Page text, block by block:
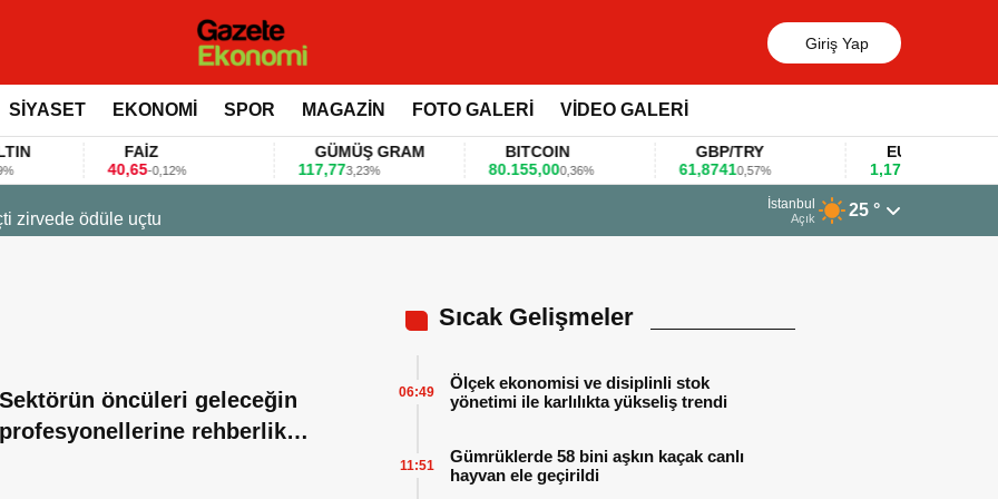
Giriş Yap
SİYASET EKONOMİ SPOR MAGAZİN FOTO GALERİ VİDEO GALERİ
40,65-0,12%
GÜMÜŞ GRAM
117,773,23%
BITCOIN
80.155,000,36%
GBP/TRY
61,87410,57%
EUR/USD
1,17810,47%
anket ile değerlendirdi
13 Mart 2026 - 06:55
Huawei KOBİ’ler için
İstanbul
Açık 25 °
Sektörün öncüleri geleceğin
profesyonellerine rehberlik
Sıcak Gelişmeler
Ölçek ekonomisi ve disiplinli stok
yönetimi ile karlılıkta yükseliş trendi
06:49
Gümrüklerde 58 bini aşkın kaçak canlı
hayvan ele geçirildi
11:51